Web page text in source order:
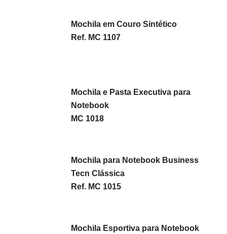
Mochila em Couro Sintético
Ref. MC 1107
Mochila e Pasta Executiva para
Notebook
MC 1018
Mochila para Notebook Business
Tecn Clássica
Ref. MC 1015
Mochila Esportiva para Notebook